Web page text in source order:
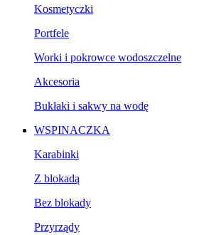
Kosmetyczki
Portfele
Worki i pokrowce wodoszczelne
Akcesoria
Bukłaki i sakwy na wodę
WSPINACZKA
Karabinki
Z blokadą
Bez blokady
Przyrządy